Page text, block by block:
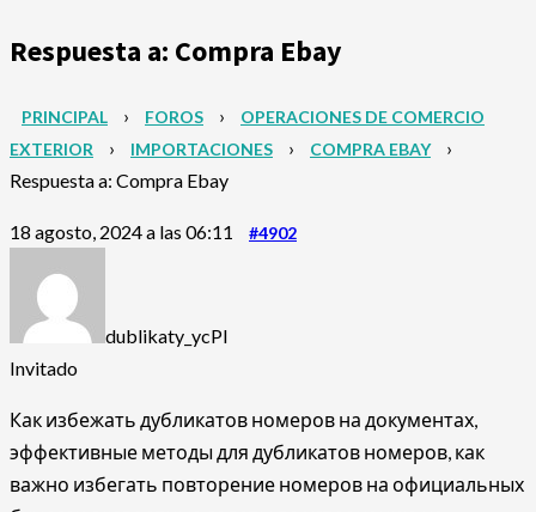
Respuesta a: Compra Ebay
PRINCIPAL › FOROS ›
OPERACIONES DE COMERCIO
EXTERIOR
› IMPORTACIONES › COMPRA EBAY
›
Respuesta a: Compra Ebay
18 agosto, 2024 a las 06:11 #4902
dublikaty_ycPl
Invitado
Как избежать дубликатов номеров на документах,
эффективные методы для дубликатов номеров, как
важно избегать повторение номеров на официальных